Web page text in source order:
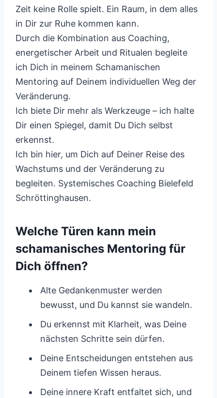
Zeit keine Rolle spielt. Ein Raum, in dem alles
in Dir zur Ruhe kommen kann.
Durch die Kombination aus Coaching,
energetischer Arbeit und Ritualen begleite
ich Dich in meinem Schamanischen
Mentoring auf Deinem individuellen Weg der
Veränderung.
Ich biete Dir mehr als Werkzeuge – ich halte
Dir einen Spiegel, damit Du Dich selbst
erkennst.
Ich bin hier, um Dich auf Deiner Reise des
Wachstums und der Veränderung zu
begleiten. Systemisches Coaching Bielefeld
Schröttinghausen.
Welche Türen kann mein
schamanisches Mentoring für
Dich öffnen?
Alte Gedankenmuster werden
bewusst, und Du kannst sie wandeln.
Du erkennst mit Klarheit, was Deine
nächsten Schritte sein dürfen.
Deine Entscheidungen entstehen aus
Deinem tiefen Wissen heraus.
Deine innere Kraft entfaltet sich, und